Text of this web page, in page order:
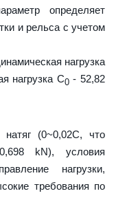
определяет
и рельса с учетом
нагрузка
нагрузка С0- 52,82
(0~0,02C, что
kN), условия
нагрузки,
требования по